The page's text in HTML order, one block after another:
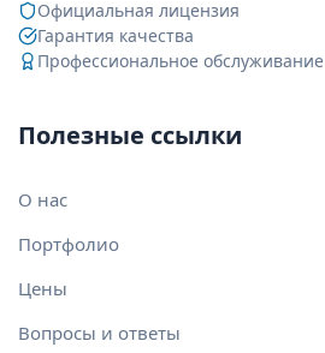
Официальная лицензия
Гарантия качества
Профессиональное обслуживание
Полезные ссылки
О нас
Портфолио
Цены
Вопросы и ответы